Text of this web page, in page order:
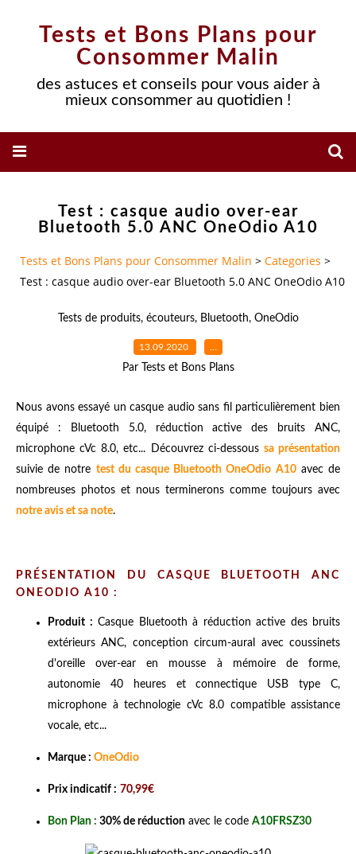
Tests et Bons Plans pour
Consommer Malin
des astuces et conseils pour vous aider à
mieux consommer au quotidien !
Test : casque audio over-ear
Bluetooth 5.0 ANC OneOdio A10
Tests et Bons Plans pour Consommer Malin > Categories >
Test : casque audio over-ear Bluetooth 5.0 ANC OneOdio A10
Tests de produits, écouteurs, Bluetooth, OneOdio
13.09.2020 …
Par Tests et Bons Plans
Nous avons essayé un casque audio sans fil particulièrement bien
équipé : Bluetooth 5.0, réduction active des bruits ANC,
microphone cVc 8.0, etc... Découvrez ci-dessous sa présentation
suivie de notre test du casque Bluetooth OneOdio A10avec de
nombreuses photos et nous terminerons comme toujours avec
notre avis et sa note.
PRÉSENTATION DU CASQUE BLUETOOTH ANC
ONEODIO A10 :
Produit : Casque Bluetooth à réduction active des bruits
extérieurs ANC, conception circum-aural avec coussinets
d'oreille over-ear en mousse à mémoire de forme,
autonomie 40 heures et connectique USB type C,
microphone à technologie cVc 8.0 compatible assistance
vocale, etc...
Marque : OneOdio
Prix indicatif : 70,99€
Bon Plan : 30% de réduction avec le code A10FRSZ30